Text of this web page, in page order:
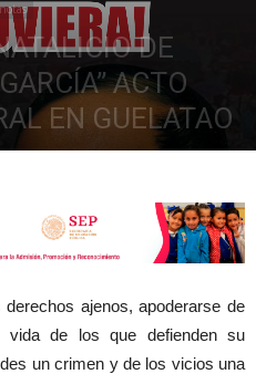
la
XXII
DE
ACTO
EN GUELATAO
ajenos, apoderarse de
vida de los que defienden su
un crimen y de los vicios una